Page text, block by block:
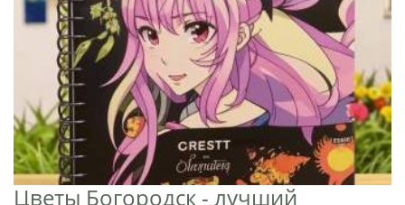
Цветы Богородск - лучший